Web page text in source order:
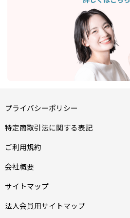
プライバシーポリシー
特定商取引法に関する表記
ご利用規約
会社概要
サイトマップ
法人会員用サイトマップ